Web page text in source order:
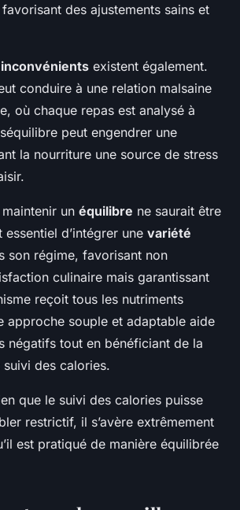
des ajustements sains et
inconvénients existent également.
conduire à une relation malsaine
où chaque repas est analysé à
peut engendrer une
la nourriture une source de stress
un équilibre ne saurait être
essentiel d’intégrer une variété
son régime, favorisant non
culinaire mais garantissant
reçoit tous les nutriments
approche souple et adaptable aide
négatifs tout en bénéficiant de la
suivi des calories.
que le suivi des calories puisse
restrictif, il s’avère extrêmement
est pratiqué de manière équilibrée